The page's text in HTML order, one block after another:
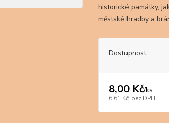
historické památky,
městské hradby a
Dostupnost
8,00 Kč/ks
6,61 Kč bez DPH